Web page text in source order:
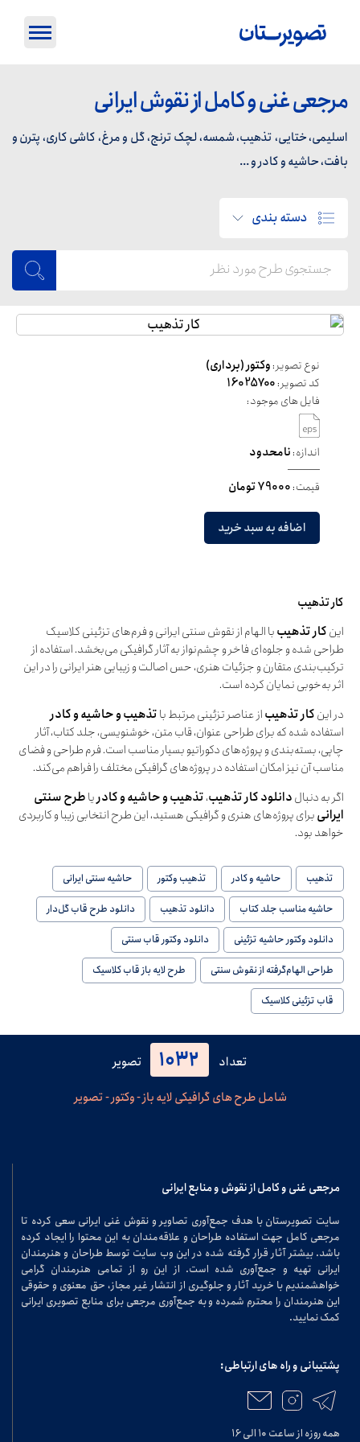
مرجعی غنی و کامل از نقوش ایرانی
اسلیمی، ختایی، تذهیب، شمسه، لچک ترنج، گل و مرغ، کاشی کاری، پترن و
بافت، حاشیه و کادر و ...
دسته بندی
نوع تصویر:وکتور (برداری)
کد تصویر:16025700
فایل های موجود:
اندازه:نامحدود
قیمت:79000 تومان
اضافه به سبد خرید
کار تذهیب
اینکار تذهیببا الهام از نقوش سنتی ایرانی و فرم‌های تزئینی کلاسیک
طراحی شده و جلوه‌ای فاخر و چشم‌نواز به آثار گرافیکی می‌بخشد. استفاده از
ترکیب‌بندی متقارن و جزئیات هنری، حس اصالت و زیبایی هنر ایرانی را در این
اثر به‌خوبی نمایان کرده است.
در اینکار تذهیباز عناصر تزئینی مرتبط باتذهیب و حاشیه و کادر
استفاده شده که برای طراحی عنوان، قاب متن، خوشنویسی، جلد کتاب، آثار
چاپی، بسته‌بندی و پروژه‌های دکوراتیو بسیار مناسب است. فرم طراحی و فضای
مناسب آن نیز امکان استفاده در پروژه‌های گرافیکی مختلف را فراهم می‌کند.
اگر به دنبالدانلود کار تذهیب،تذهیب و حاشیه و کادر یاطرح سنتی
ایرانیبرای پروژه‌های هنری و گرافیکی هستید، این طرح انتخابی زیبا و کاربردی
خواهد بود.
تذهیب حاشیه و کادر تذهیب وکتور
حاشیه سنتی ایرانی
حاشیه مناسب جلد کتاب
دانلود تذهیب
دانلود طرح قاب گل‌دار
دانلود وکتور حاشیه تزئینی
دانلود وکتور قاب سنتی
طراحی الهام‌گرفته از نقوش سنتی
طرح لایه باز قاب کلاسیک
قاب تزئینی کلاسیک
تعداد 1032
تصویر
شامل طرح های گرافیکی لایه باز - وکتور - تصویر
مرجعی غنی و کامل از نقوش و منابع ایرانی
سایت تصویرستان با هدف جمع‌آوری تصاویر و نقوش غنی ایرانی سعی کرده تا
مرجعی کامل جهت استفاده طراحان و علاقه‌مندان به این محتوا را ایجاد کرده
باشد. بیشتر آثار قرار گرفته شده در این وب سایت توسط طراحان و هنرمندان
ایرانی تهیه و جمع‌آوری شده است. از این رو از تمامی هنرمندان گرامی
خواهشمندیم با خرید آثار و جلوگیری از انتشار غیر مجاز، حق معنوی و حقوقی
این هنرمندان را محترم شمرده و به جمع‌آوری مرجعی برای منابع تصویری ایرانی
کمک نمایید.
پشتیبانی و راه های ارتباطی:
همه روزه از ساعت ۱۰ الی ۱۶